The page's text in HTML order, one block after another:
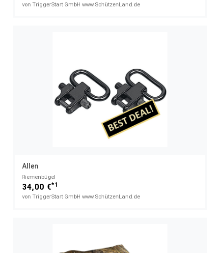
von TriggerStart GmbH www.SchützenLand.de
Allen
Riemenbügel
34,00 €*1
von TriggerStart GmbH www.SchützenLand.de